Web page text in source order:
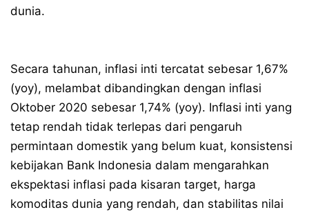
dunia.
Secara tahunan, inflasi inti tercatat sebesar 1,67%
(yoy), melambat dibandingkan dengan inflasi
Oktober 2020 sebesar 1,74% (yoy). Inflasi inti yang
tetap rendah tidak terlepas dari pengaruh
permintaan domestik yang belum kuat, konsistensi
kebijakan Bank Indonesia dalam mengarahkan
ekspektasi inflasi pada kisaran target, harga
komoditas dunia yang rendah, dan stabilitas nilai